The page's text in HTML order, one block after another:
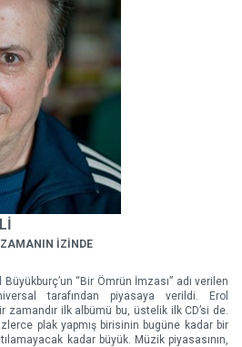
İZİNDE
“Bir Ömrün İmzası” adı verilen
tarafından piyasaya verildi. Erol
zamandır ilk albümü bu, üstelik ilk CD’si de.
plak yapmış birisinin bugüne kadar bir
kadar büyük. Müzik piyasasının,